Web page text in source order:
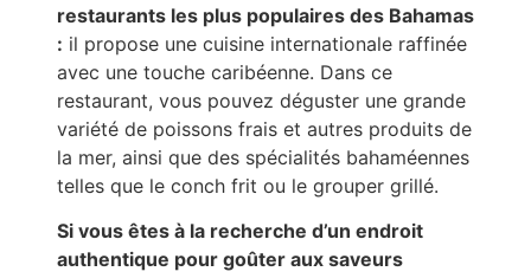
restaurants les plus populaires des Bahamas
: il propose une cuisine internationale raffinée
avec une touche caribéenne. Dans ce
restaurant, vous pouvez déguster une grande
variété de poissons frais et autres produits de
la mer, ainsi que des spécialités bahaméennes
telles que le conch frit ou le grouper grillé.
Si vous êtes à la recherche d’un endroit
authentique pour goûter aux saveurs